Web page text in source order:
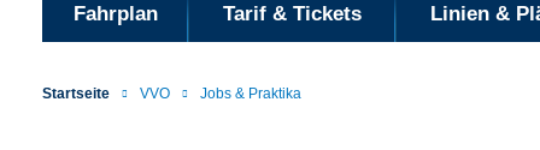
Fahrplan Tarif & Tickets Linien &
Startseite VVO Jobs & Praktika